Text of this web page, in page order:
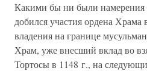
Какими бы ни были намерения
добился участия ордена Храма
владения на границе
Храм, уже внесший вклад во
Тортосы в 1148 г., на